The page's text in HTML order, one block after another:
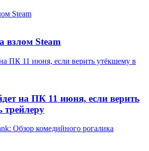
Steam
взлом Steam
ПК 11 июня, если верить утёкшему в
на ПК 11 июня, если верить
трейлеру
Обзор комедийного рогалика